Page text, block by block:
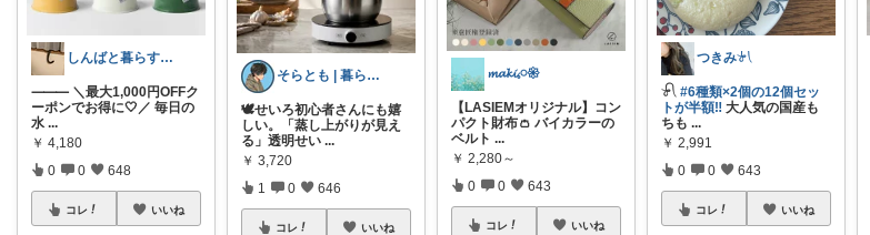
しんばと暮らす日々
⸻ ＼最大1,000円OFFク
ーポンでお得に🤍／ 毎日の
水 ...
￥ 4,180
0 0 648
コレ いいね
そらとも | 暮らしItem🕊️朝コレ
🕊️せいろ初心者さんにも嬉
しい。「蒸し上がりが見え
る」透明せい ...
￥ 3,720
1 0 646
コレ いいね
𝓶𝓪𝓴𝓲𓈒𓏸𑁍
【LASIEMオリジナル】コン
パクト財布👛 バイカラーの
ベルト ...
￥ 2,280～
0 0 643
コレ いいね
つきみ𓍯
𓍯#6種類×2個の12個セッ
トが半額‼︎ 大人気の国産も
ちも ...
￥ 2,991
0 0 643
コレ いいね